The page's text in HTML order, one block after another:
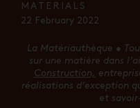
MATERIALS
22 February 2022
La Matériauthèque •
sur une matière dans
Construction,
réalisations d’exception
et